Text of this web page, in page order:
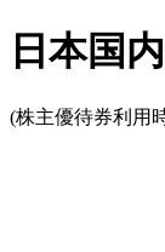
日本国
(株主優待券利用